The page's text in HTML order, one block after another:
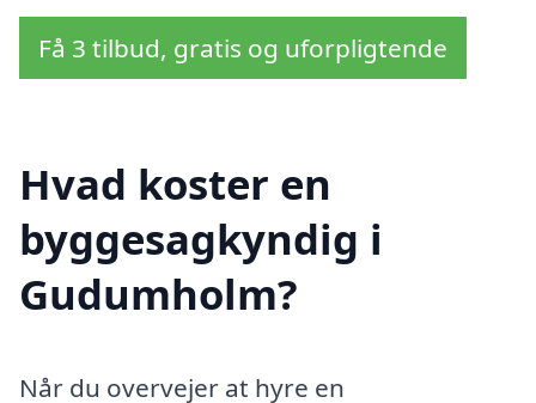
Få 3 tilbud, gratis og uforpligtende
Hvad koster en
byggesagkyndig i
Gudumholm?
Når du overvejer at hyre en